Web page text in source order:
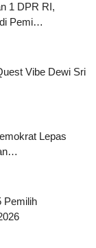
1 DPR RI,
Pemi…
Vibe Dewi Sri
Lepas
Pemilih